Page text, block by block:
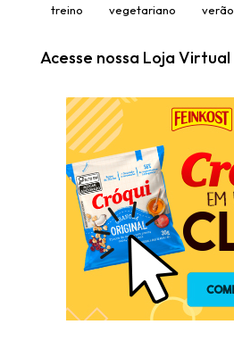
treino vegetariano verão
Acesse nossa Loja Virtual